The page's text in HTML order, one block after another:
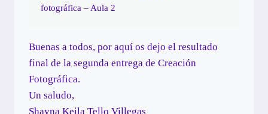
fotográfica – Aula 2
Buenas a todos, por aquí os dejo el resultado
final de la segunda entrega de Creación
Fotográfica.
Un saludo,
Shayna Keila Tello Villegas